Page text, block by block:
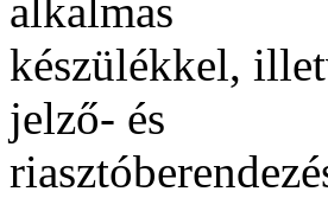
alkalmas
készülékkel,
jelző- és